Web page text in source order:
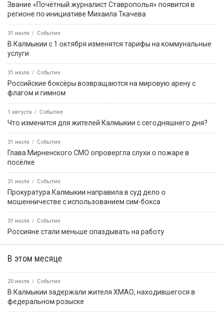
Звание «Почётный журналист Ставрополья» появится в
регионе по инициативе Михаила Ткачева
31 июля Событие
В Калмыкии с 1 октября изменятся тарифы на коммунальные
услуги
31 июля Событие
Российские боксёры возвращаются на мировую арену с
флагом и гимном
1 августа Событие
Что изменится для жителей Калмыкии с сегодняшнего дня?
31 июля Событие
Глава Мирненского СМО опровергла слухи о пожаре в
посёлке
31 июля Событие
Прокуратура Калмыкии направила в суд дело о
мошенничестве с использованием сим-бокса
31 июля Событие
Россияне стали меньше опаздывать на работу
В этом месяце
20 июля Событие
В Калмыкии задержали жителя ХМАО, находившегося в
федеральном розыске